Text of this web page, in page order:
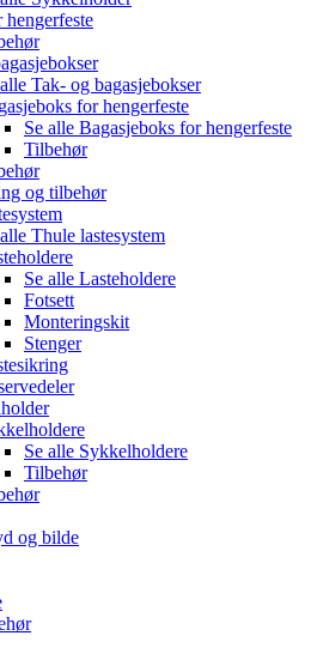
hengerfeste
Tak- og bagasjebokser
for hengerfeste
Se alle Bagasjeboks for hengerfeste
Tilbehør
og tilbehør
Thule lastesystem
Se alle Lasteholdere
Fotsett
Monteringskit
Stenger
Se alle Sykkelholdere
Tilbehør
og bilde